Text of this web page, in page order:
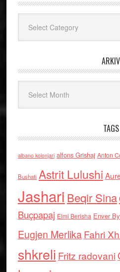
ARKIV
TAGS
albano kolonjari alfons Grishaj Anton
Bushati Astrit Lulushi
Jashari Beqir Sina
Buçpapaj Elmi Berisha Enver
Eugjen MerlikaFahri
shkreli Fritz radovani